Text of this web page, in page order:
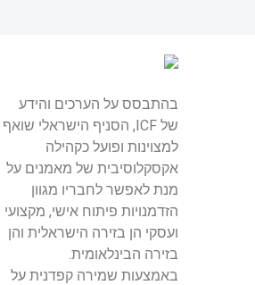
בהתבסס על הערכים והידע
של ICF, הסניף הישראלי שואף
למצוינות ופועל כקהילה
אקסקלוסיבית של מאמנים על
מנת לאפשר לחבריו מגוון
הזדמנויות פיתוח אישי, מקצועי
ועסקי הן בזירה הישראלית והן
בזירה הבינלאומית.
באמצעות שמירה קפדנית על